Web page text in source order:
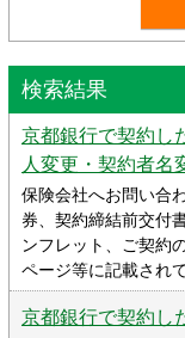
検索結果
京都銀行で契約し
人変更・契約者名
保険会社へお問い合
券、契約締結前交付
ンフレット、ご契約
ページ等に記載され
京都銀行で契約し